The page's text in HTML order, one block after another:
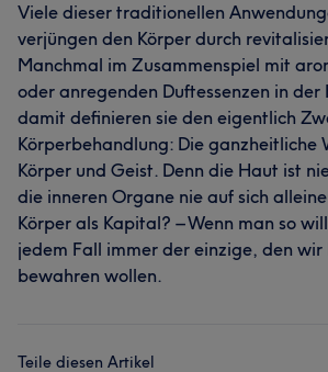
Viele dieser traditionellen
verjüngen den Körper durch
Manchmal im Zusammenspiel mit
oder anregenden Duftessenzen in der
damit definieren sie den eigentlich
Körperbehandlung: Die ganzheitliche
Körper und Geist. Denn die Haut ist
die inneren Organe nie auf sich
Körper als Kapital? – Wenn man so
jedem Fall immer der einzige, den wir
bewahren wollen.
Teile diesen Artikel